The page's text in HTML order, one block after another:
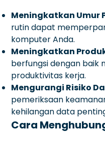
Meningkatkan Umur
rutin dapat
komputer Anda.
Meningkatkan
berfungsi dengan baik
produktivitas kerja.
Mengurangi Risiko
pemeriksaan
kehilangan data
Cara